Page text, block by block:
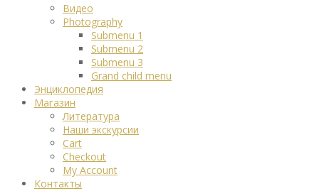
Видео
Photography
Submenu 1
Submenu 2
Submenu 3
Grand child menu
Энциклопедия
Магазин
Литература
Наши экскурсии
Cart
Checkout
My Account
Контакты